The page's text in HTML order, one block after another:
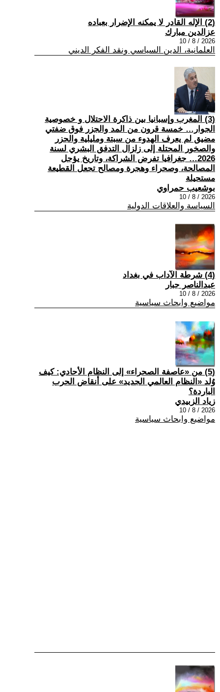
(2) الإله القادر لا يمكنه الإضرار بعباده
عزالدين مبارك
2026 / 8 / 10
العلمانية، الدين السياسي ونقد الفكر الديني
(3) المغرب وإسبانيا بين ذاكرة الاحتلال و خصوصية
الجوار… خمسة قرون من المد والجزر فوق ضفتي
مضيق لم يعرف الهدوء من سبتة ومليلية والجزر
والصخور المحتلة إلى زلزال التدفق البشري لسنة
2026… جغرافيا تفرض الشراكة، وتاريخ يؤجل
المصالحة، وصحراء وهجرة ومصالح تجعل القطيعة
مستحيلة
بوشعيب حمراوي
2026 / 8 / 10
السياسة والعلاقات الدولية
(4) شرطة الآداب في بغداد
عبدالناصر جبار
2026 / 8 / 10
مواضيع وابحاث سياسية
(5) من «عاصفة الصحراء» إلى النظام الأحادي: كيف
وُلد «النظام العالمي الجديد» على أنقاض الحرب
الباردة؟
زياد الزبيدي
2026 / 8 / 10
مواضيع وابحاث سياسية